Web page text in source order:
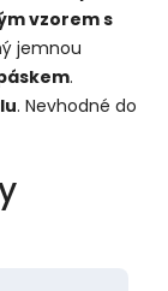
vzorem s
jemnou
.
. Nevhodné do